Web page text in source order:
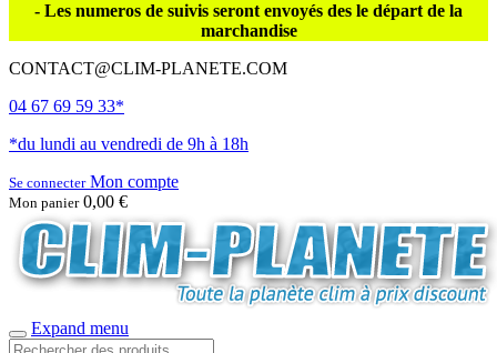
- Les numeros de suivis seront envoyés des le départ de la
marchandise
CONTACT@CLIM-PLANETE.COM
04 67 69 59 33*
*du lundi au vendredi de 9h à 18h
Se connecterMon compte
Mon panier 0,00 €
Expand menu